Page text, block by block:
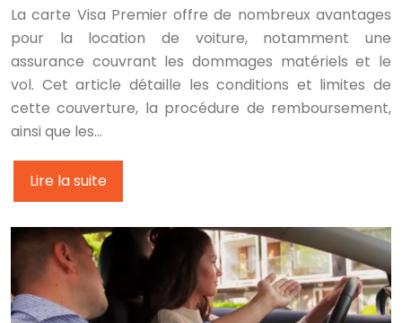
La carte Visa Premier offre de nombreux avantages
pour la location de voiture, notamment une
assurance couvrant les dommages matériels et le
vol. Cet article détaille les conditions et limites de
cette couverture, la procédure de remboursement,
ainsi que les…
Lire la suite